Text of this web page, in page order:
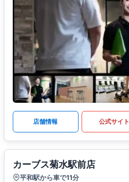
店舗情報 公式サイト
カーブス菊水駅前店
平和駅から車で11分